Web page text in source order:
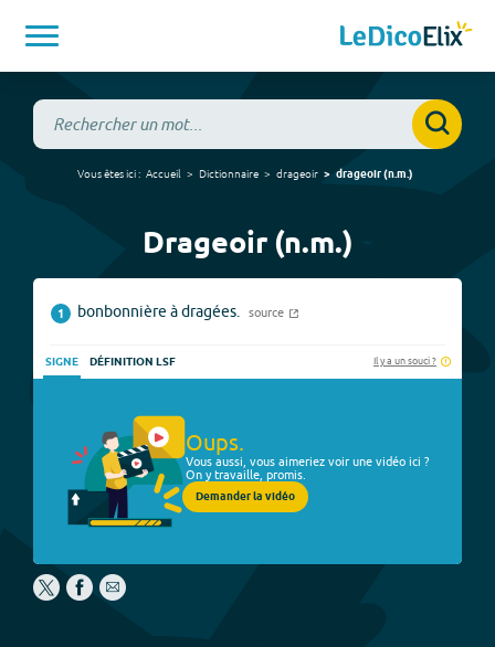
Vous êtes ici : Accueil Dictionnaire drageoir drageoir(n.m.)
Drageoir (n.m.)
1 bonbonnière à dragées. source
SIGNE DÉFINITION LSF Il y a un souci ?
Oups.
Vous aussi, vous aimeriez voir une vidéo ici ?
On y travaille, promis.
Demander la vidéo